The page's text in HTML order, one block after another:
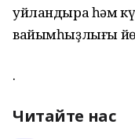
уйландыра һәм
вайымһыҙлығы
.
Читайте нас